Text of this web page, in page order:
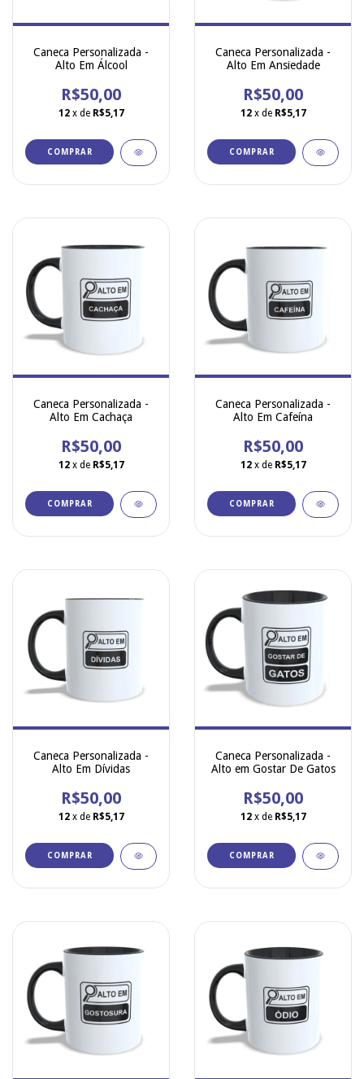
Caneca Personalizada -
Alto Em Álcool
R$50,00
12 x de R$5,17
COMPRAR
Caneca Personalizada -
Alto Em Ansiedade
R$50,00
12 x de R$5,17
COMPRAR
Caneca Personalizada -
Alto Em Cachaça
R$50,00
12 x de R$5,17
COMPRAR
Caneca Personalizada -
Alto Em Cafeína
R$50,00
12 x de R$5,17
COMPRAR
Caneca Personalizada -
Alto Em Dívidas
R$50,00
12 x de R$5,17
COMPRAR
Caneca Personalizada -
Alto em Gostar De Gatos
R$50,00
12 x de R$5,17
COMPRAR